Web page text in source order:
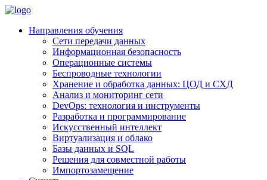
Направления обучения
Сети передачи данных
Информационная безопасность
Операционные системы
Беспроводные технологии
Хранение и обработка данных: ЦОД и СХД
Анализ и мониторинг сети
DevOps: технология и инструменты
Разработка и программирование
Искусственный интеллект
Виртуализация и облако
Базы данных и SQL
Решения для совместной работы
Импортозамещение